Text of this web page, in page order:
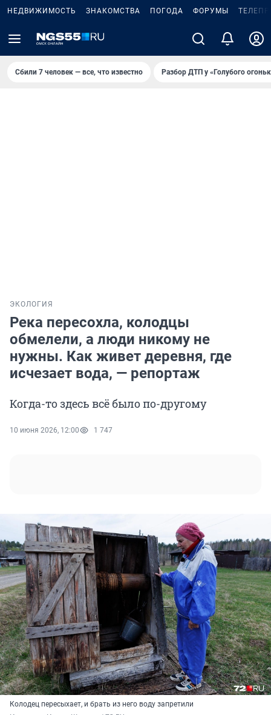
НЕДВИЖИМОСТЬ ЗНАКОМСТВА ПОГОДА ФОРУМЫ
Сбили 7 человек — все, что известно Разбор ДТП у «Голубого
ЭКОЛОГИЯ
Река пересохла, колодцы
обмелели, а люди никому не
нужны. Как живет деревня, где
исчезает вода, — репортаж
Когда-то здесь всё было по-другому
10 июня 2026, 12:00 1 747
Колодец пересыхает, и брать из него воду запретили